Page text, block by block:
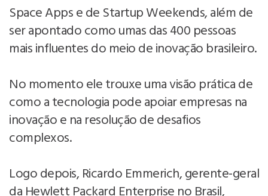
Space Apps e de Startup Weekends, além de
ser apontado como umas das 400 pessoas
mais influentes do meio de inovação brasileiro.
No momento ele trouxe uma visão prática de
como a tecnologia pode apoiar empresas na
inovação e na resolução de desafios
complexos.
Logo depois, Ricardo Emmerich, gerente-geral
da Hewlett Packard Enterprise no Brasil,